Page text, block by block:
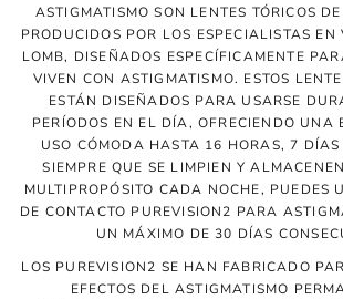
ASTIGMATISMO SON LENTES TÓRICOS
PRODUCIDOS POR LOS ESPECIALISTAS
LOMB, DISEÑADOS ESPECÍFICAMENTE
VIVEN CON ASTIGMATISMO. ESTOS
ESTÁN DISEÑADOS PARA USARSE
PERÍODOS EN EL DÍA, OFRECIENDO UNA
USO CÓMODA HASTA 16 HORAS, 7
SIEMPRE QUE SE LIMPIEN Y
MULTIPROPÓSITO CADA NOCHE, PUEDES
DE CONTACTO PUREVISION2 PARA
UN MÁXIMO DE 30 DÍAS
LOS PUREVISION2 SE HAN FABRICADO
EFECTOS DEL ASTIGMATISMO